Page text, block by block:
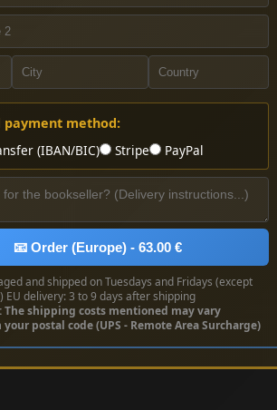
method:
(IBAN/BIC)
Stripe PayPal
📧 Order (Europe) - 63.00 €
and shipped on Tuesdays and Fridays (except
EU delivery: 3 to 9 days after shipping
The shipping costs mentioned may vary
postal code (UPS - Remote Area Surcharge)